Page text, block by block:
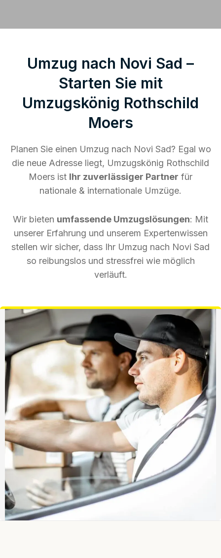
Umzug nach Novi Sad –
Starten Sie mit
Umzugskönig Rothschild
Moers
Planen Sie einen Umzug nach Novi Sad? Egal wo
die neue Adresse liegt, Umzugskönig Rothschild
Moers ist Ihr zuverlässiger Partner für
nationale & internationale Umzüge.
Wir bieten umfassende Umzugslösungen: Mit
unserer Erfahrung und unserem Expertenwissen
stellen wir sicher, dass Ihr Umzug nach Novi Sad
so reibungslos und stressfrei wie möglich
verläuft.